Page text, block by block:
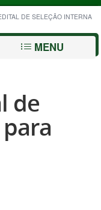
DE SELEÇÃO INTERNA
MENU
de